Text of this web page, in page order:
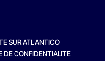
SUR ATLANTICO
DE CONFIDENTIALITE